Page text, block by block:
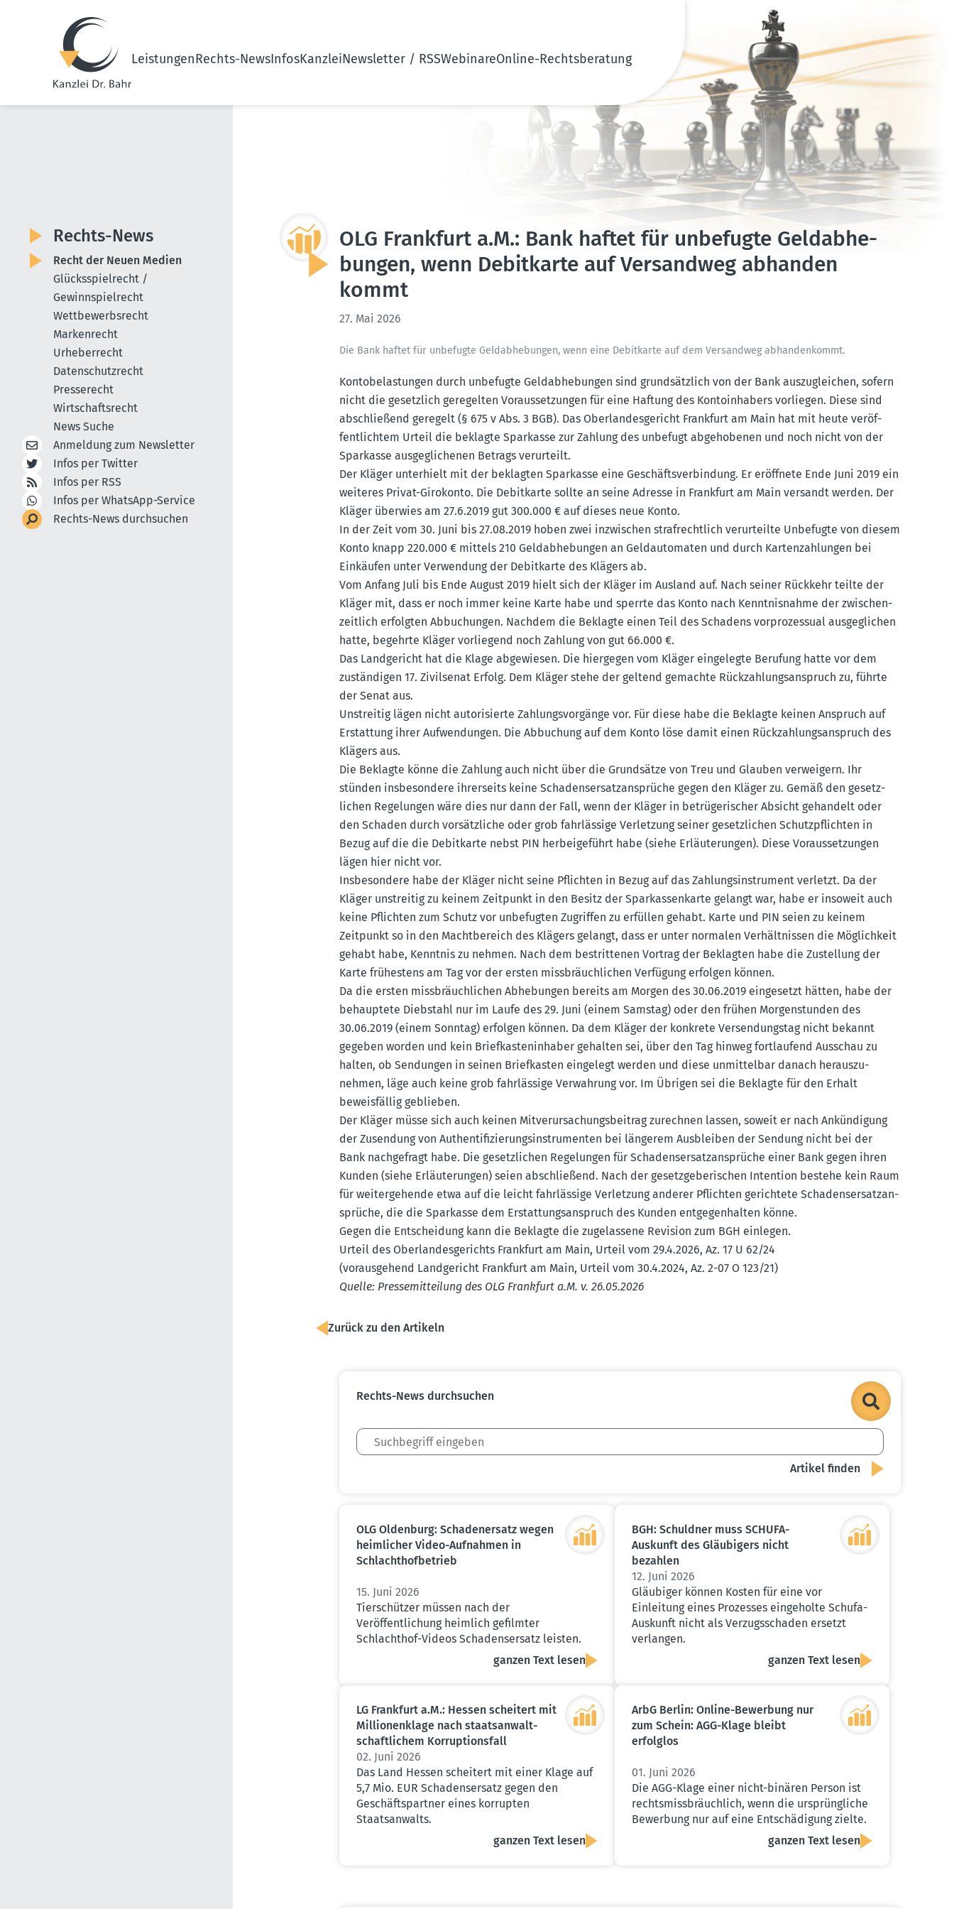
LeistungenRechts-NewsInfosKanzleiNewsletter / RSSWebinareOnline-Rechtsberatung
OLG Frankfurt a.M.: Bank haftet für unbefugte Geldab­he­
bungen, wenn Debit­karte auf Versandweg abhanden
kommt
27. Mai 2026
Die Bank haftet für unbefugte Geldab­he­bungen, wenn eine Debit­karte auf dem Versandweg abhan­den­kommt.
Konto­be­las­tungen durch unbefugte Geldab­he­bungen sind grund­sätzlich von der Bank auszu­gleichen, sofern
nicht die gesetzlich geregelten Voraus­set­zungen für eine Haftung des Konto­in­habers vorliegen. Diese sind
abschließend geregelt (§ 675 v Abs. 3 BGB). Das Oberlan­des­ge­richt Frankfurt am Main hat mit heute veröf­
fent­lichtem Urteil die beklagte Sparkasse zur Zahlung des unbefugt abgeho­benen und noch nicht von der
Sparkasse ausge­gli­chenen Betrags verur­teilt.
Der Kläger unter­hielt mit der beklagten Sparkasse eine Geschäfts­ver­bindung. Er eröffnete Ende Juni 2019 ein
weiteres Privat-Girokonto. Die Debit­karte sollte an seine Adresse in Frankfurt am Main versandt werden. Der
Kläger überwies am 27.6.2019 gut 300.000 € auf dieses neue Konto.
In der Zeit vom 30. Juni bis 27.08.2019 hoben zwei inzwi­schen straf­rechtlich verur­teilte Unbefugte von diesem
Konto knapp 220.000 € mittels 210 Geldab­he­bungen an Geldau­to­maten und durch Karten­zah­lungen bei
Einkäufen unter Verwendung der Debit­karte des Klägers ab.
Vom Anfang Juli bis Ende August 2019 hielt sich der Kläger im Ausland auf. Nach seiner Rückkehr teilte der
Kläger mit, dass er noch immer keine Karte habe und sperrte das Konto nach Kennt­nis­nahme der zwischen­
zeitlich erfolgten Abbuchungen. Nachdem die Beklagte einen Teil des Schadens vorpro­zessual ausge­glichen
hatte, begehrte Kläger vorliegend noch Zahlung von gut 66.000 €.
Das Landge­richt hat die Klage abgewiesen. Die hiergegen vom Kläger einge­legte Berufung hatte vor dem
zustän­digen 17. Zivil­senat Erfolg. Dem Kläger stehe der geltend gemachte Rückzah­lungs­an­spruch zu, führte
der Senat aus.
Unstreitig lägen nicht autori­sierte Zahlungs­vor­gänge vor. Für diese habe die Beklagte keinen Anspruch auf
Erstattung ihrer Aufwen­dungen. Die Abbuchung auf dem Konto löse damit einen Rückzah­lungs­an­spruch des
Klägers aus.
Die Beklagte könne die Zahlung auch nicht über die Grund­sätze von Treu und Glauben verweigern. Ihr
stünden insbe­sondere ihrer­seits keine Schadens­er­satz­an­sprüche gegen den Kläger zu. Gemäß den gesetz­
lichen Regelungen wäre dies nur dann der Fall, wenn der Kläger in betrü­ge­ri­scher Absicht gehandelt oder
den Schaden durch vorsätz­liche oder grob fahrlässige Verletzung seiner gesetz­lichen Schutz­pflichten in
Bezug auf die die Debit­karte nebst PIN herbei­ge­führt habe (siehe Erläu­te­rungen). Diese Voraus­set­zungen
lägen hier nicht vor.
Insbe­sondere habe der Kläger nicht seine Pflichten in Bezug auf das Zahlungs­in­strument verletzt. Da der
Kläger unstreitig zu keinem Zeitpunkt in den Besitz der Sparkas­sen­karte gelangt war, habe er insoweit auch
keine Pflichten zum Schutz vor unbefugten Zugriffen zu erfüllen gehabt. Karte und PIN seien zu keinem
Zeitpunkt so in den Macht­be­reich des Klägers gelangt, dass er unter normalen Verhält­nissen die Möglichkeit
gehabt habe, Kenntnis zu nehmen. Nach dem bestrit­tenen Vortrag der Beklagten habe die Zustellung der
Karte frühestens am Tag vor der ersten missbräuch­lichen Verfügung erfolgen können.
Da die ersten missbräuch­lichen Abhebungen bereits am Morgen des 30.06.2019 einge­setzt hätten, habe der
behauptete Diebstahl nur im Laufe des 29. Juni (einem Samstag) oder den frühen Morgen­stunden des
30.06.2019 (einem Sonntag) erfolgen können. Da dem Kläger der konkrete Versen­dungstag nicht bekannt
gegeben worden und kein Brief­kas­ten­in­haber gehalten sei, über den Tag hinweg fortlaufend Ausschau zu
halten, ob Sendungen in seinen Brief­kasten eingelegt werden und diese unmit­telbar danach heraus­zu­
nehmen, läge auch keine grob fahrlässige Verwahrung vor. Im Übrigen sei die Beklagte für den Erhalt
beweis­fällig geblieben.
Der Kläger müsse sich auch keinen Mitver­ur­sa­chungs­beitrag zurechnen lassen, soweit er nach Ankün­digung
der Zusendung von Authen­ti­fi­zie­rungs­in­stru­menten bei längerem Ausbleiben der Sendung nicht bei der
Bank nachge­fragt habe. Die gesetz­lichen Regelungen für Schadens­er­satz­an­sprüche einer Bank gegen ihren
Kunden (siehe Erläu­te­rungen) seien abschließend. Nach der gesetz­ge­be­ri­schen Intention bestehe kein Raum
für weiter­ge­hende etwa auf die leicht fahrlässige Verletzung anderer Pflichten gerichtete Schadens­er­satz­an­
sprüche, die die Sparkasse dem Erstat­tungs­an­spruch des Kunden entge­gen­halten könne.
Gegen die Entscheidung kann die Beklagte die zugelassene Revision zum BGH einlegen.
Urteil des Oberlan­des­ge­richts Frankfurt am Main, Urteil vom 29.4.2026, Az. 17 U 62/24
(voraus­gehend Landge­richt Frankfurt am Main, Urteil vom 30.4.2024, Az. 2-07 O 123/21)
Quelle: Presse­mit­teilung des OLG Frankfurt a.M. v. 26.05.2026
Zurück zu den Artikeln
Rechts-News durch­suchen
OLG Oldenburg: Schaden­ersatz wegen
heimlicher Video-Aufnahmen in
Schlacht­hof­be­trieb
15. Juni 2026
Tierschützer müssen nach der
Veröffentlichung heimlich gefilmter
Schlachthof-Videos Schadensersatz leisten.
ganzen Text lesen
BGH: Schuldner muss SCHUFA-
Auskunft des Gläubigers nicht
bezahlen
12. Juni 2026
Gläubiger können Kosten für eine vor
Einleitung eines Prozesses eingeholte Schufa-
Auskunft nicht als Verzugsschaden ersetzt
verlangen.
ganzen Text lesen
LG Frankfurt a.M.: Hessen scheitert mit
Millio­nen­klage nach staats­an­walt­
schaft­lichem Korrup­ti­onsfall
02. Juni 2026
Das Land Hessen scheitert mit einer Klage auf
5,7 Mio. EUR Schadensersatz gegen den
Geschäftspartner eines korrupten
Staatsanwalts.
ganzen Text lesen
ArbG Berlin: Online-Bewerbung nur
zum Schein: AGG-Klage bleibt
erfolglos
01. Juni 2026
Die AGG-Klage einer nicht-binären Person ist
rechtsmissbräuchlich, wenn die ursprüngliche
Bewerbung nur auf eine Entschädigung zielte.
ganzen Text lesen
Rechts-News
Recht der Neuen Medien
Glücksspielrecht /
Gewinnspielrecht
Wettbewerbsrecht
Markenrecht
Urheberrecht
Datenschutzrecht
Presserecht
Wirtschaftsrecht
News Suche
Anmeldung zum Newsletter
Infos per Twitter
Infos per RSS
Infos per WhatsApp-Service
Rechts-News durchsuchen